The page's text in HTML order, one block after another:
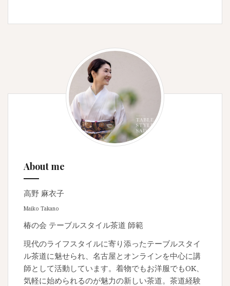
About me
高野 麻衣子
Maiko Takano
椿の会 テーブルスタイル茶道 師範
現代のライフスタイルに寄り添ったテーブルスタイ
ル茶道に魅せられ、名古屋とオンラインを中心に講
師として活動しています。着物でもお洋服でもOK、
気軽に始められるのが魅力の新しい茶道。茶道経験